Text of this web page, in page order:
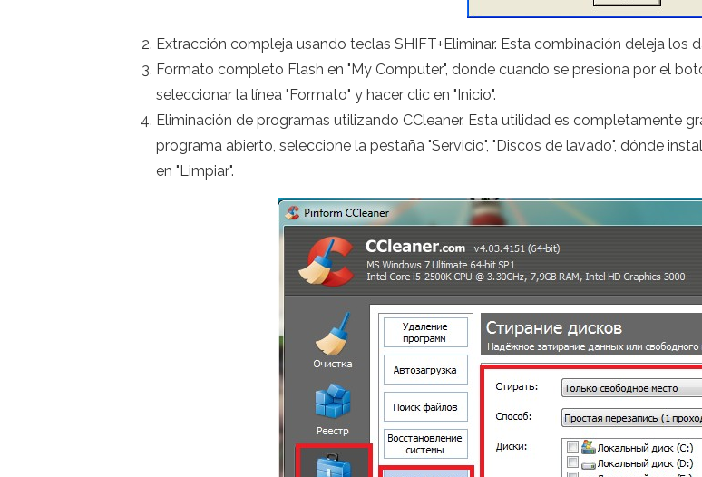
Extracción compleja usando teclas SHIFT+Eliminar. Esta combinación deleja los
Formato completo Flash en "My Computer", donde cuando se presiona por el
seleccionar la línea "Formato" y hacer clic en "Inicio".
Eliminación de programas utilizando CCleaner. Esta utilidad es completamente
programa abierto, seleccione la pestaña "Servicio", "Discos de lavado", dónde
en "Limpiar".